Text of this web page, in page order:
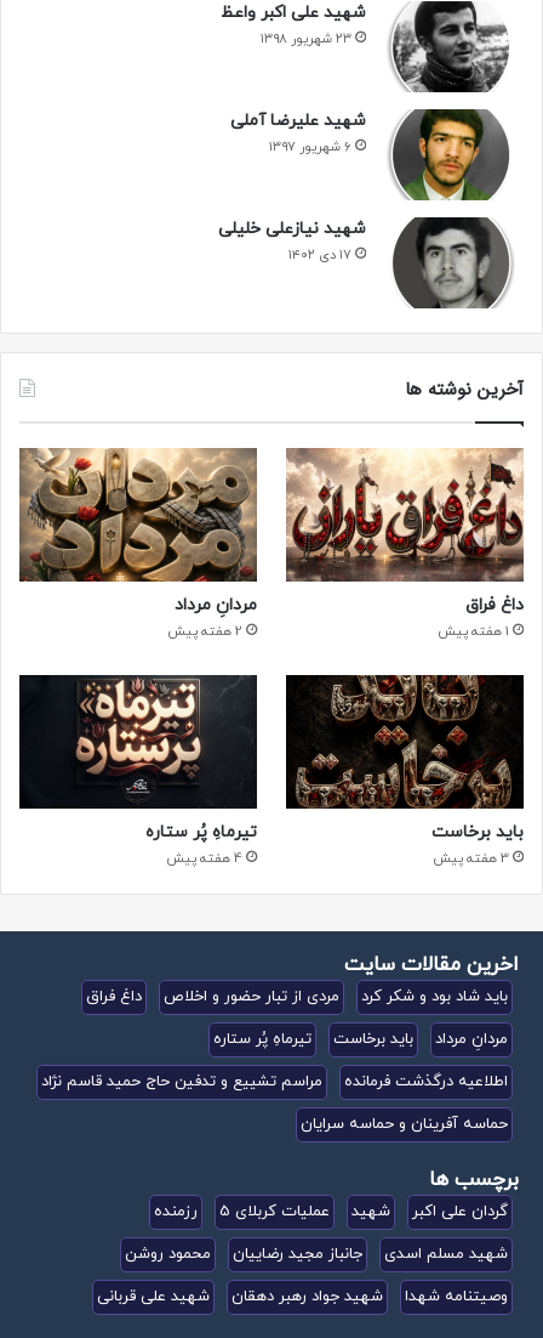
شهید علی اکبر واعظ
۲۳ شهریور ۱۳۹۸
شهید علیرضا آملی
۶ شهریور ۱۳۹۷
شهید نیازعلی خلیلی
۱۷ دی ۱۴۰۲
آخرین نوشته ها
داغ فراق
1 هفته پیش
مردانِ مرداد
2 هفته پیش
باید برخاست
3 هفته پیش
تیرماهِ پُر ستاره
4 هفته پیش
اخرین مقالات سایت
باید شاد بود و شکر کرد مردی از تبار حضور و اخلاص
داغ فراق
مردانِ مرداد
باید برخاست
تیرماهِ پُر ستاره
اطلاعیه درگذشت فرمانده
مراسم تشییع و تدفین حاج حمید قاسم نژاد
حماسه آفرینان و حماسه سرایان
برچسب ها
گردان علی اکبر شهید عملیات کربلای 5
رزمنده
شهید مسلم اسدی
جانباز مجید رضاییان
محمود روشن
وصیتنامه شهدا
شهید جواد رهبر دهقان شهید علی قربانی